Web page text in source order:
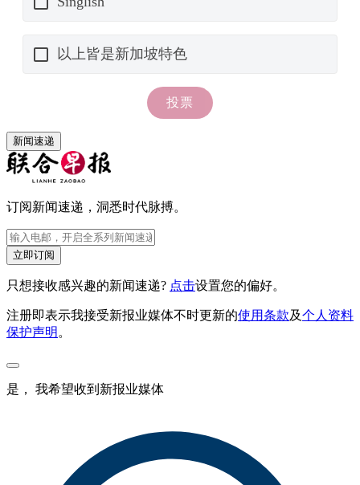
新闻速递
订阅新闻速递，洞悉时代脉搏。
立即订阅
只想接收感兴趣的新闻速递? 点击设置您的偏好。
注册即表示我接受新报业媒体不时更新的使用条款及个人资料
保护声明 。
是， 我希望收到新报业媒体